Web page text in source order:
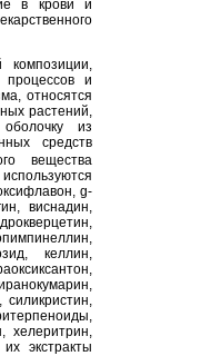
в крови и
композиции,
процессов и
относятся
растений,
из
средств
вещества
g-
виснадин,
келлин,
хелеритрин,
экстракты